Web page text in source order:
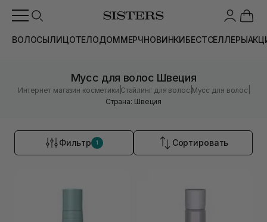
ВОЛОСЫЛИЦОТЕЛОДОММЕРЧНОВИНКИБЕСТСЕЛЛЕРЫ
Мусс для волос Швеция
Интернет магазин косметики |Стайлинг для волос |Мусс для волос
Страна: Швеция
Фильтр 1 Сортировать